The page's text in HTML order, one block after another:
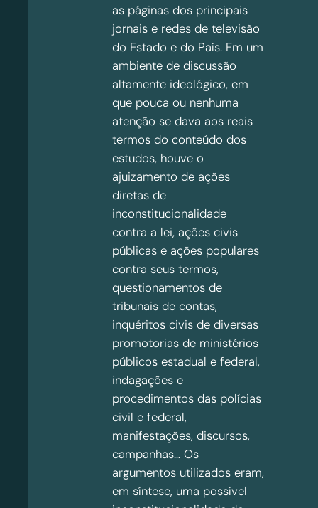
as páginas dos principais
jornais e redes de televisão
do Estado e do País. Em um
ambiente de discussão
altamente ideológico, em
que pouca ou nenhuma
atenção se dava aos reais
termos do conteúdo dos
estudos, houve o
ajuizamento de ações
diretas de
inconstitucionalidade
contra a lei, ações civis
públicas e ações populares
contra seus termos,
questionamentos de
tribunais de contas,
inquéritos civis de diversas
promotorias de ministérios
públicos estadual e federal,
indagações e
procedimentos das polícias
civil e federal,
manifestações, discursos,
campanhas… Os
argumentos utilizados eram,
em síntese, uma possível